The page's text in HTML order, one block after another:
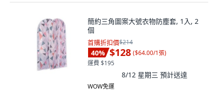
簡約三角圖案大號衣物防塵套, 1入, 2
個
首購折扣價$214
40% $128 ($64.00/1張)
運費 $195
8/12 星期三 預計送達
WOW免運